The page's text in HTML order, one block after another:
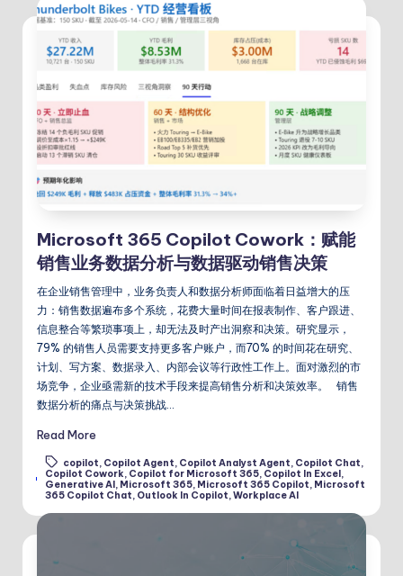
Microsoft 365 Copilot Cowork：赋能
销售业务数据分析与数据驱动销售决策
在企业销售管理中，业务负责人和数据分析师面临着日益增大的压
力：销售数据遍布多个系统，花费大量时间在报表制作、客户跟进、
信息整合等繁琐事项上，却无法及时产出洞察和决策。研究显示，
79% 的销售人员需要支持更多客户账户，而70% 的时间花在研究、
计划、写方案、数据录入、内部会议等行政性工作上。面对激烈的市
场竞争，企业亟需新的技术手段来提高销售分析和决策效率。 销售
数据分析的痛点与决策挑战…
Read More
Tags:
copilot, Copilot Agent, Copilot Analyst Agent, Copilot Chat,
Copilot Cowork, Copilot for Microsoft 365, Copilot In Excel,
Generative AI, Microsoft 365, Microsoft 365 Copilot, Microsoft
365 Copilot Chat, Outlook In Copilot,Workplace AI